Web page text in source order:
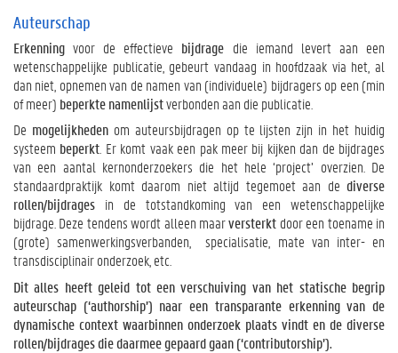
n
a
u
t
h
o
r
s
h
i
p
’
n
a
a
r
‘
Auteurschap
Erkenning voor de effectieve bijdrage die iemand levert aan een
wetenschappelijke publicatie, gebeurt vandaag in hoofdzaak via het, al
dan niet, opnemen van de namen van (individuele) bijdragers op een (min
of meer) beperkte namenlijstverbonden aan die publicatie.
De mogelijkhedenom auteursbijdragen op te lijsten zijn in het huidig
systeem beperkt . Er komt vaak een pak meer bij kijken dan de bijdrages
van een aantal kernonderzoekers die het hele ‘project’ overzien. De
standaardpraktijk komt daarom niet altijd tegemoet aan de diverse
rollen/bijdrages in de totstandkoming van een wetenschappelijke
bijdrage. Deze tendens wordt alleen maarversterkt door een toename in
(grote) samenwerkingsverbanden,
specialisatie, mate van inter- en
transdisciplinair onderzoek, etc.
Dit alles heeft geleid tot een verschuiving van het statische begrip
auteurschap (‘authorship’) naar een transparante erkenning van de
dynamische context waarbinnen onderzoek plaats vindt en de diverse
rollen/bijdrages die daarmee gepaard gaan (‘contributorship’).